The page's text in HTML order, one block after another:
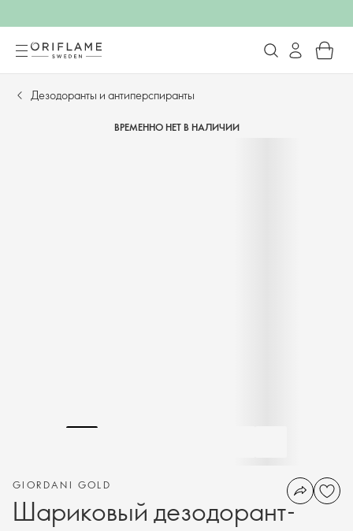
Дезодоранты и антиперспиранты
ВРЕМЕННО НЕТ В НАЛИЧИИ
GIORDANI GOLD
Шариковый дезодорант-